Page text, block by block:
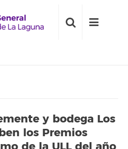
y bodega Los
los Premios